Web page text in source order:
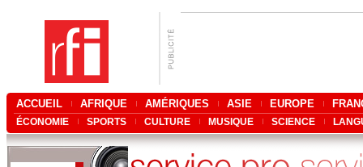
ACCUEIL AFRIQUE AMÉRIQUES ASIE EUROPE
ÉCONOMIE SPORTS CULTURE MUSIQUE SCIENCE